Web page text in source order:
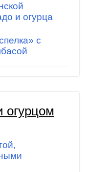
и огурца
с
огурцом